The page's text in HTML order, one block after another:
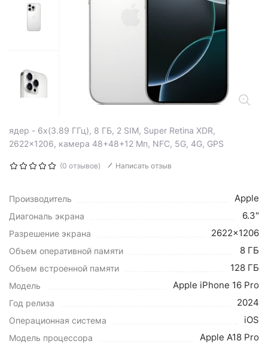
ядер - 6x(3.89 ГГц), 8 ГБ, 2 SIM, Super Retina XDR,
2622x1206, камера 48+48+12 Мп, NFC, 5G, 4G, GPS
(0 отзывов) Написать отзыв
Производитель Apple
Диагональ экрана 6.3"
Разрешение экрана 2622x1206
Объем оперативной памяти 8 ГБ
Объем встроенной памяти 128 ГБ
Модель Apple iPhone 16 Pro
Год релиза 2024
Операционная система iOS
Модель процессора Apple A18 Pro